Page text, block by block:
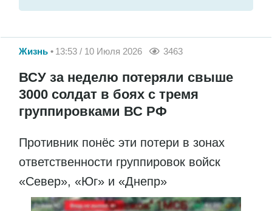
Жизнь 13:53 / 10 Июля 2026 3463
ВСУ за неделю потеряли свыше
3000 солдат в боях с тремя
группировками ВС РФ
Противник понёс эти потери в зонах
ответственности группировок войск
«Север», «Юг» и «Днепр»